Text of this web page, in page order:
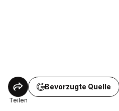
Teilen
Bevorzugte Quelle